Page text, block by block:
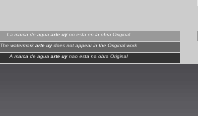
La marca de agua arte uy no esta en la obra Original
The watermark arte uy does not appear in the Original work
A marca de agua arte uy nao esta na obra Original